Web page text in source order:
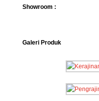
Showroom :
Galeri Produk